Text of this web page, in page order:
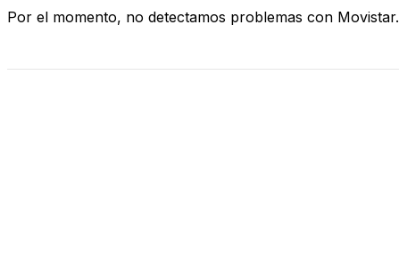
Por el momento, no detectamos problemas con Movistar.